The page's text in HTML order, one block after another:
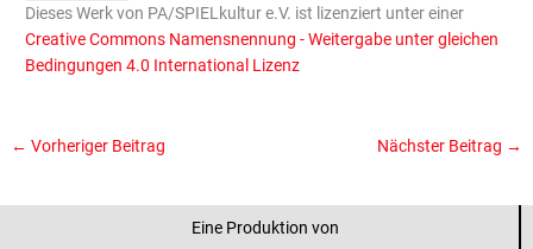
DiesesWerkvon PA/SPIELkultur e.V. ist lizenziert unter einer
Creative Commons Namensnennung - Weitergabe unter gleichen
Bedingungen 4.0 International Lizenz
← Vorheriger Beitrag Nächster Beitrag →
Eine Produktion von